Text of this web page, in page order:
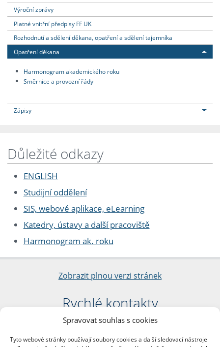
Spravovat souhlas s cookies
Tyto webové stránky používají soubory cookies a další sledovací nástroje
Výroční zprávy
Platné vnitřní předpisy FF UK
Rozhodnutí a sdělení děkana, opatření a sdělení tajemníka
Opatření děkana
Harmonogram akademického roku
Směrnice a provozní řády
Zápisy
Důležité odkazy
ENGLISH
Studijní oddělení
SIS, webové aplikace, eLearning
Katedry, ústavy a další pracoviště
Harmonogram ak. roku
Zobrazit plnou verzi stránek
Rychlé kontakty
Filozofická fakulta
nám. Jana Palacha 1/2